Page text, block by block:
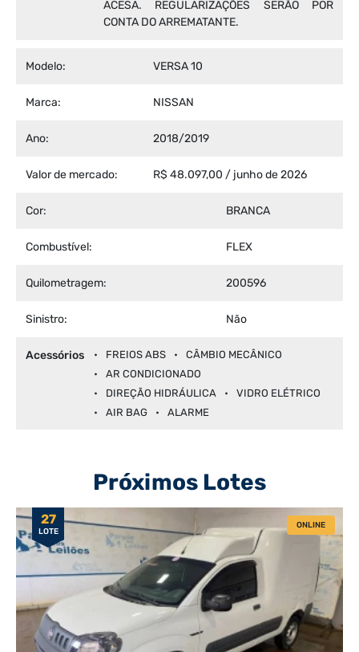
ACESA. REGULARIZAÇÕES SERÃO POR
CONTA DO ARREMATANTE.
Modelo: VERSA 10
Marca: NISSAN
Ano: 2018/2019
Valor de mercado: R$ 48.097,00 / junho de 2026
Cor: BRANCA
Combustível: FLEX
Quilometragem: 200596
Sinistro: Não
Acessórios FREIOS ABS
CÂMBIO MECÂNICO
AR CONDICIONADO
DIREÇÃO HIDRÁULICA
VIDRO ELÉTRICO
AIR BAG
ALARME
Próximos Lotes
27
LOTE
ONLINE